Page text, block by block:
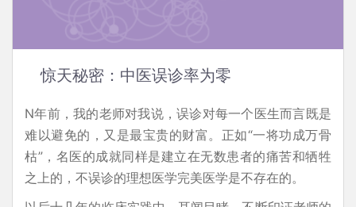
惊天秘密：中医误诊率为零
N年前，我的老师对我说，误诊对每一个医生而言既是
难以避免的，又是最宝贵的财富。正如“一将功成万骨
枯”，名医的成就同样是建立在无数患者的痛苦和牺牲
之上的，不误诊的理想医学完美医学是不存在的。